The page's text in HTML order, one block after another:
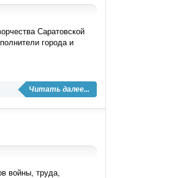
Саратовской
города и
Читать далее...
войны, труда,